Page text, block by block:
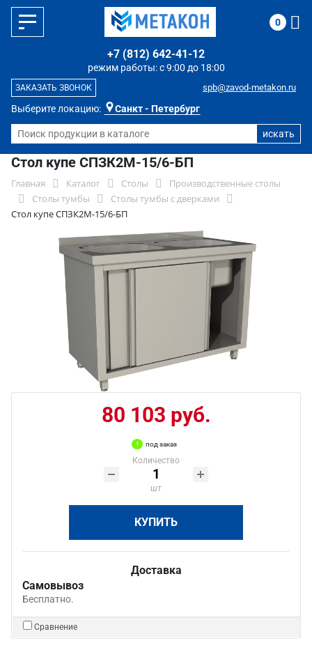
Выберите локацию: Санкт - Петербург
режим работы: с 9:00 до 18:00
+7 (812) 642-41-12
spb@zavod-metakon.ru
ЗАКАЗАТЬ ЗВОНОК
0
Стол купе СПЗК2М-15/6-БП
Главная Каталог Столы
Производственные столы
Столы тумбы
Столы тумбы с дверками
Стол купе СПЗК2М-15/6-БП
80 103 руб.
под заказ
Количество
шт
КУПИТЬ
Доставка
Самовывоз
Бесплатно.
Сравнение